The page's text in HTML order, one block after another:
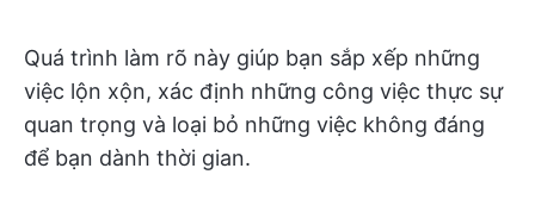
Quá trình làm rõ này giúp bạn sắp xếp những
việc lộn xộn, xác định những công việc thực sự
quan trọng và loại bỏ những việc không đáng
để bạn dành thời gian.